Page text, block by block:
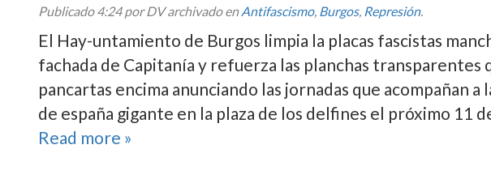
Publicado4:24por DV archivado enAntifascismo, Burgos, Represión.
El Hay-untamiento de Burgos limpia la placas fascistas
fachada de Capitaní­a y refuerza las planchas transparentes
pancartas encima anunciando las jornadas que acompañan a
de españa gigante en la plaza de los delfines el próximo 11
Read more »